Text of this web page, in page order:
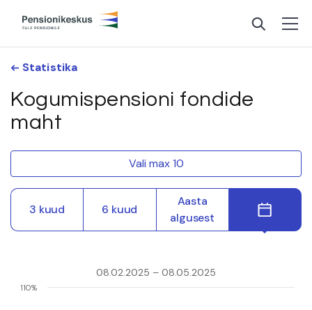
Statistika
Kogumispensioni fondide
maht
Vali max 10
3 kuud 6 kuud
Aasta
algusest
08.02.2025 – 08.05.2025
110%